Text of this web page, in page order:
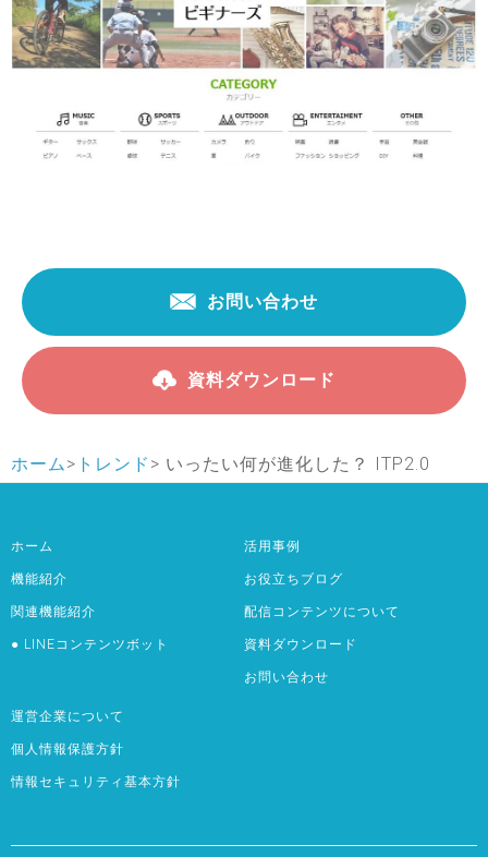
お問い合わせ
資料ダウンロード
ホーム> トレンド > いったい何が進化した？ ITP2.0
ホーム
機能紹介
関連機能紹介
● LINEコンテンツボット
活用事例
お役立ちブログ
配信コンテンツについて
資料ダウンロード
お問い合わせ
運営企業について
個人情報保護方針
情報セキュリティ基本方針